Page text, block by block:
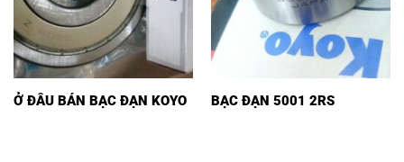
Ở ĐÂU BÁN BẠC ĐẠN KOYO BẠC ĐẠN 5001 2RS